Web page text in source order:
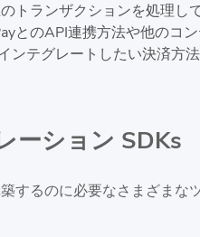
トランザクションを処理し
とのAPI連携方法や他のコ
ンテグレートしたい決済方
ーション SDKs
するのに必要なさまざまな